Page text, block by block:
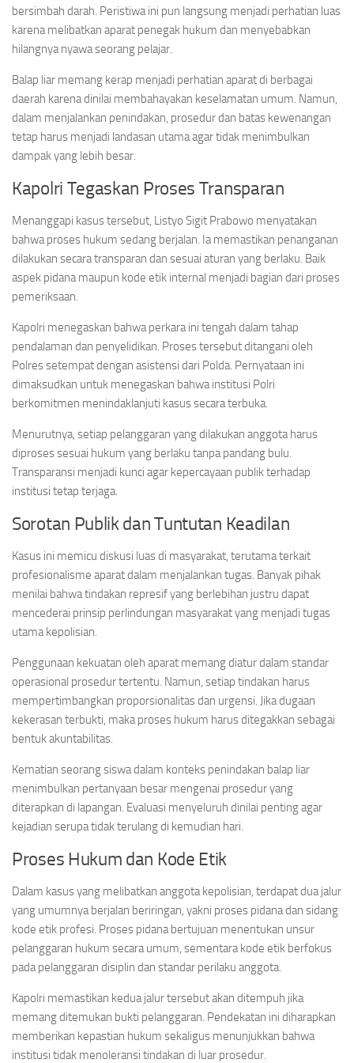
bersimbah darah. Peristiwa ini pun langsung menjadi perhatian luas
karena melibatkan aparat penegak hukum dan menyebabkan
hilangnya nyawa seorang pelajar.
Balap liar memang kerap menjadi perhatian aparat di berbagai
daerah karena dinilai membahayakan keselamatan umum. Namun,
dalam menjalankan penindakan, prosedur dan batas kewenangan
tetap harus menjadi landasan utama agar tidak menimbulkan
dampak yang lebih besar.
Kapolri Tegaskan Proses Transparan
Menanggapi kasus tersebut, Listyo Sigit Prabowo menyatakan
bahwa proses hukum sedang berjalan. Ia memastikan penanganan
dilakukan secara transparan dan sesuai aturan yang berlaku. Baik
aspek pidana maupun kode etik internal menjadi bagian dari proses
pemeriksaan.
Kapolri menegaskan bahwa perkara ini tengah dalam tahap
pendalaman dan penyelidikan. Proses tersebut ditangani oleh
Polres setempat dengan asistensi dari Polda. Pernyataan ini
dimaksudkan untuk menegaskan bahwa institusi Polri
berkomitmen menindaklanjuti kasus secara terbuka.
Menurutnya, setiap pelanggaran yang dilakukan anggota harus
diproses sesuai hukum yang berlaku tanpa pandang bulu.
Transparansi menjadi kunci agar kepercayaan publik terhadap
institusi tetap terjaga.
Sorotan Publik dan Tuntutan Keadilan
Kasus ini memicu diskusi luas di masyarakat, terutama terkait
profesionalisme aparat dalam menjalankan tugas. Banyak pihak
menilai bahwa tindakan represif yang berlebihan justru dapat
mencederai prinsip perlindungan masyarakat yang menjadi tugas
utama kepolisian.
Penggunaan kekuatan oleh aparat memang diatur dalam standar
operasional prosedur tertentu. Namun, setiap tindakan harus
mempertimbangkan proporsionalitas dan urgensi. Jika dugaan
kekerasan terbukti, maka proses hukum harus ditegakkan sebagai
bentuk akuntabilitas.
Kematian seorang siswa dalam konteks penindakan balap liar
menimbulkan pertanyaan besar mengenai prosedur yang
diterapkan di lapangan. Evaluasi menyeluruh dinilai penting agar
kejadian serupa tidak terulang di kemudian hari.
Proses Hukum dan Kode Etik
Dalam kasus yang melibatkan anggota kepolisian, terdapat dua jalur
yang umumnya berjalan beriringan, yakni proses pidana dan sidang
kode etik profesi. Proses pidana bertujuan menentukan unsur
pelanggaran hukum secara umum, sementara kode etik berfokus
pada pelanggaran disiplin dan standar perilaku anggota.
Kapolri memastikan kedua jalur tersebut akan ditempuh jika
memang ditemukan bukti pelanggaran. Pendekatan ini diharapkan
memberikan kepastian hukum sekaligus menunjukkan bahwa
institusi tidak menoleransi tindakan di luar prosedur.